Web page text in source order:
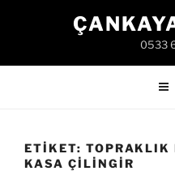
0533
ETIKET: TOPRAKLIK
KASA ÇILINGIR